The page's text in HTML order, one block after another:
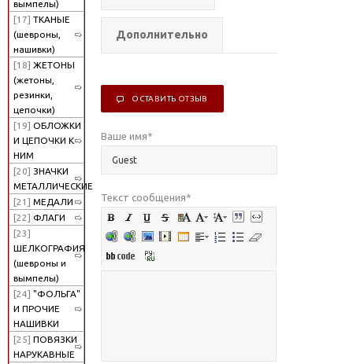
вымпелы)
[17] ТКАНЫЕ
(шевроны,
нашивки)
[18] ЖЕТОНЫ
(жетоны,
резинки,
цепочки)
[19] ОБЛОЖКИ
И ЦЕПОЧКИ К
НИМ
[20] ЗНАЧКИ
МЕТАЛЛИЧЕСКИЕ
[21] МЕДАЛИ
[22] ФЛАГИ
[23]
ШЕЛКОГРАФИЯ
(шевроны и
вымпелы)
[24] "ФОЛЬГА"
И ПРОЧИЕ
НАШИВКИ
[25] ПОВЯЗКИ
НАРУКАВНЫЕ
Дополнительно
ОСТАВИТЬ ОТЗЫВ
Ваше имя*
Текст сообщения*